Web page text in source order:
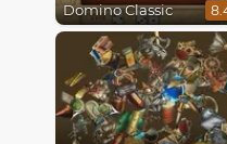
Domino Classic